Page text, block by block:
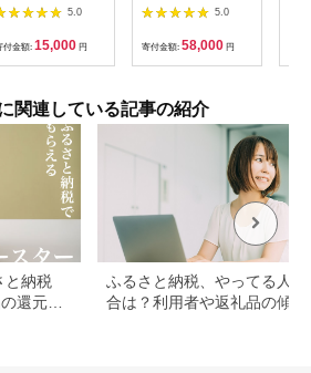
ォームグレー
5.0
付金額: 15,000 円
モデル】アラジン 4枚
ホワイト 白 グラファ
イトグリル＆トースタ
ー 4枚焼き グリル ア
ラジントースター ト
スター調理家電 家電
AGT-G13FJ
5.0
寄付金額: 58,000 円
関連している記事の紹介
と納税
還元率
ふるさと納税、やってる人の
合は？利用者や返礼品の傾向